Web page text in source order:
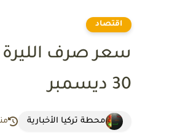
اقتصاد
سعر صرف الليرة
30 ديسمبر
محطة تركيا الأخبارية منذ